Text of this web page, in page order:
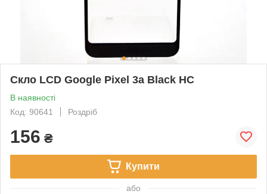
Скло LCD Google Pixel 3a Black HC
В наявності
Код: 90641
Роздріб
156 ₴
Купити
або